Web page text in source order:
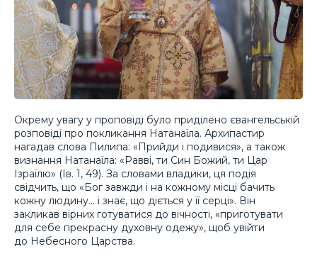
Окрему увагу у проповіді було приділено євангельській
розповіді про покликання Натанаїла. Архипастир
нагадав слова Пилипа: «Прийди і подивися», а також
визнання Натанаїла: «Равві, ти Син Божий, ти Цар
Ізраїлю» (Ів. 1, 49). За словами владики, ця подія
свідчить, що «Бог завжди і на кожному місці бачить
кожну людину… і знає, що діється у її серці». Він
закликав вірних готуватися до вічності, «приготувати
для себе прекрасну духовну одежу», щоб увійти
до Небесного Царства.